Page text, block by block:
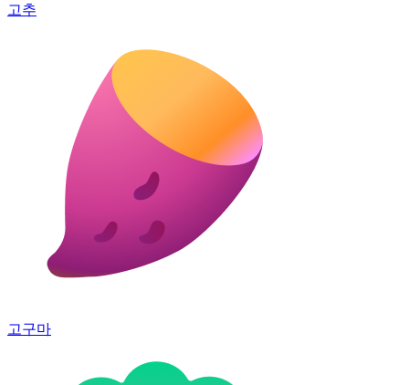
고추
고구마